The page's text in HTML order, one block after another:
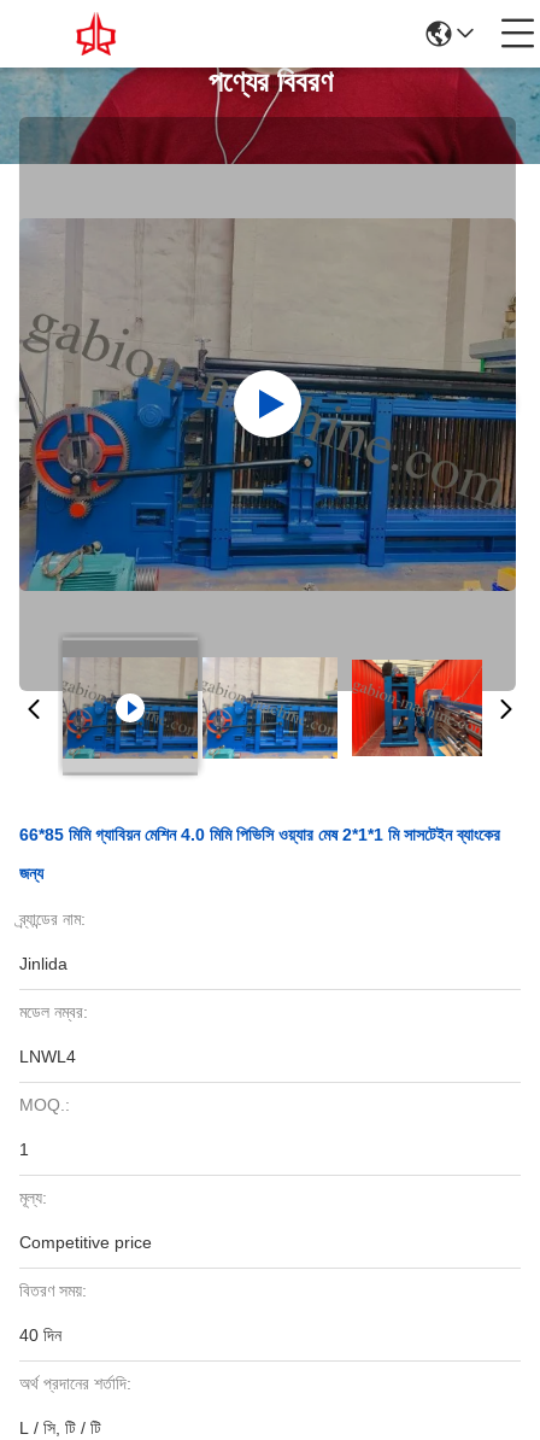
পণ্যের বিবরণ
66*85 মিমি গ্যাবিয়ন মেশিন 4.0 মিমি পিভিসি ওয়্যার মেষ 2*1*1 মি সাসটেইন ব্যাংকের
জন্য
ব্র্যান্ডের নাম:
Jinlida
মডেল নম্বর:
LNWL4
MOQ.:
1
মূল্য:
Competitive price
বিতরণ সময়:
40 দিন
অর্থ প্রদানের শর্তাদি:
L / সি, টি / টি